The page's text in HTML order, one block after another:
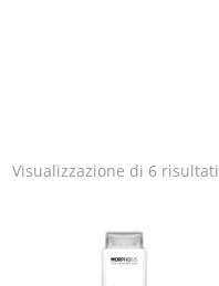
Visualizzazione di 6 risultati